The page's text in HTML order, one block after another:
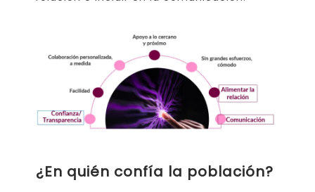
¿En quién confía la población?